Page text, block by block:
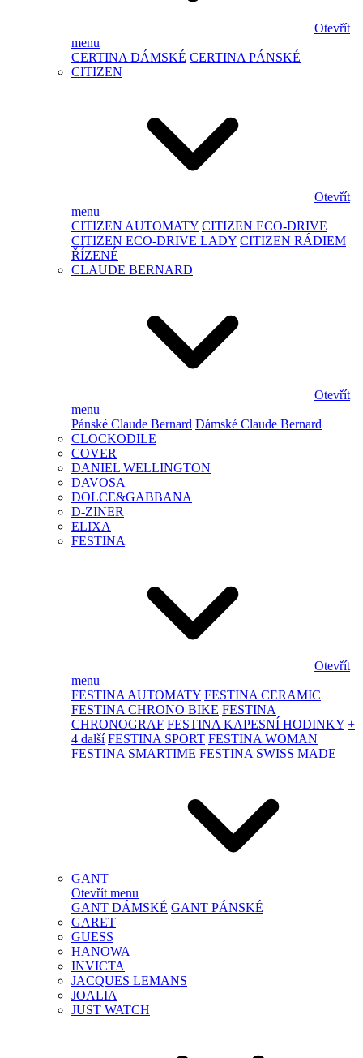
Otevřít
menu
CERTINA DÁMSKÉ CERTINA PÁNSKÉ
CITIZEN
Otevřít
menu
CITIZEN AUTOMATY CITIZEN ECO-DRIVE
CITIZEN ECO-DRIVE LADY CITIZEN RÁDIEM
ŘÍZENÉ
CLAUDE BERNARD
Otevřít
menu
Pánské Claude Bernard Dámské Claude Bernard
CLOCKODILE
COVER
DANIEL WELLINGTON
DAVOSA
DOLCE&GABBANA
D-ZINER
ELIXA
FESTINA
Otevřít
menu
FESTINA AUTOMATY FESTINA CERAMIC
FESTINA CHRONO BIKE FESTINA
CHRONOGRAF FESTINA KAPESNÍ HODINKY +
4 další FESTINA SPORT FESTINA WOMAN
FESTINA SMARTIME FESTINA SWISS MADE
GANT
Otevřít menu
GANT DÁMSKÉ GANT PÁNSKÉ
GARET
GUESS
HANOWA
INVICTA
JACQUES LEMANS
JOALIA
JUST WATCH